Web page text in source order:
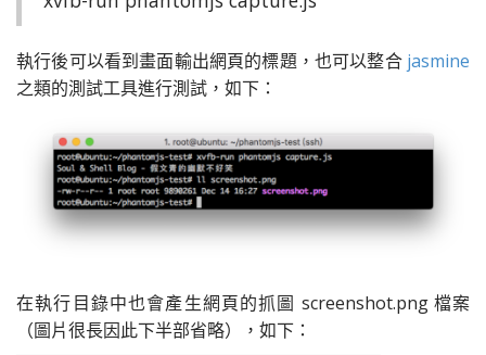
執行後可以看到畫面輸出網頁的標題，也可以整合 jasmine
之類的測試工具進行測試，如下：
在執行目錄中也會產生網頁的抓圖 screenshot.png 檔案
（圖片很長因此下半部省略），如下：